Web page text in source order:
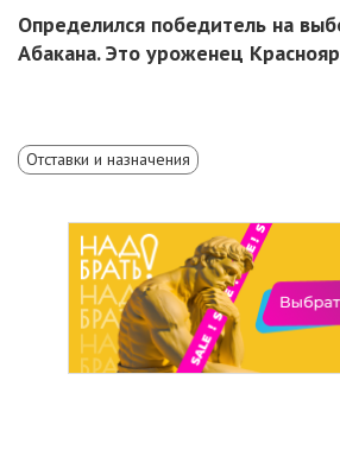
Определился победитель на
Абакана. Это уроженец
Отставки и назначения